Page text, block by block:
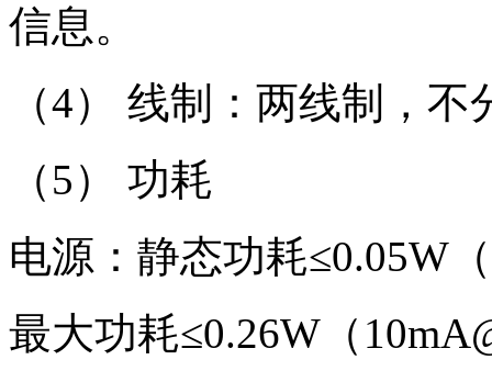
信息。
（4） 线制：两线制，不
（5） 功耗
电源：静态功耗≤0.05W
最大功耗≤0.26W（